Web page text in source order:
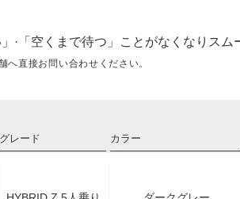
·「空くまで待つ」ことがなくなりスム
直接お問い合わせください。
グレード カラー